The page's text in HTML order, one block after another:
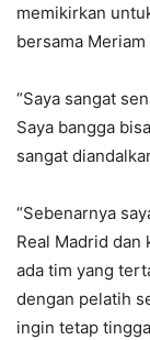
memikirkan
bersama Meriam
“Saya sangat
Saya bangga
sangat
“Sebenarnya
Real Madrid dan
ada tim yang
dengan pelatih
ingin tetap